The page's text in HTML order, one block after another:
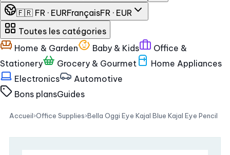
🇫🇷 FR · EURFrançaisFR · EUR
Toutes les catégories
Home & Garden
Baby & Kids
Office &
Stationery
Grocery & Gourmet
Home Appliances
Electronics
Automotive
Bons plansGuides
Accueil›Office Supplies›Bella Oggi Eye Kajal Blue Kajal Eye Pencil